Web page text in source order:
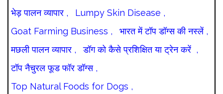
भेड़ पालन व्यापार ,
Lumpy Skin Disease ,
Goat Farming Business ,
भारत में टॉप डॉग्स की नस्लें ,
मछली पालन व्यापार ,
डॉग को कैसे प्रशिक्षित या ट्रेन करें ,
टॉप नैचुरल फूड फॉर डॉग्स ,
Top Natural Foods for Dogs ,